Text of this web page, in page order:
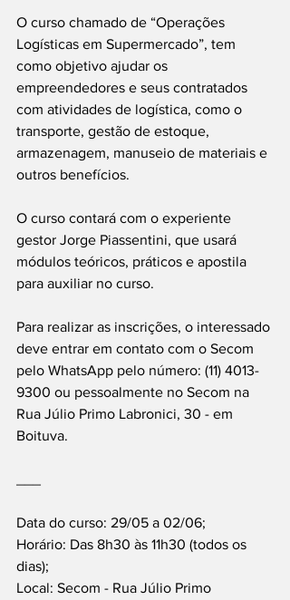
O curso chamado de “Operações
Logísticas em Supermercado”, tem
como objetivo ajudar os
empreendedores e seus contratados
com atividades de logística, como o
transporte, gestão de estoque,
armazenagem, manuseio de materiais e
outros benefícios.
O curso contará com o experiente
gestor Jorge Piassentini, que usará
módulos teóricos, práticos e apostila
para auxiliar no curso.
Para realizar as inscrições, o interessado
deve entrar em contato com o Secom
pelo WhatsApp pelo número: (11) 4013-
9300 ou pessoalmente no Secom na
Rua Júlio Primo Labronici, 30 - em
Boituva.
Data do curso: 29/05 a 02/06;
Horário: Das 8h30 às 11h30 (todos os
dias);
Local: Secom - Rua Júlio Primo